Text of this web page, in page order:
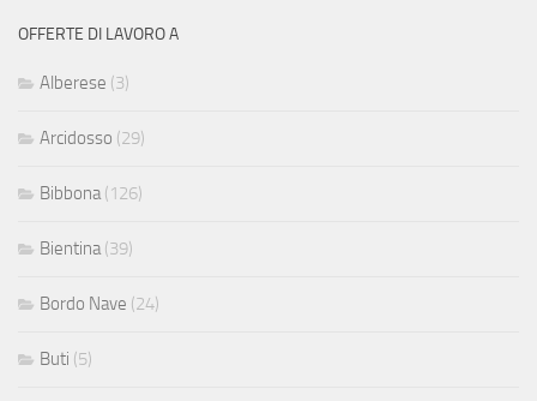
OFFERTE DI LAVORO A
Alberese (3)
Arcidosso (29)
Bibbona (126)
Bientina (39)
Bordo Nave (24)
Buti (5)